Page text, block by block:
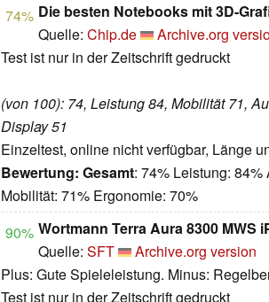
74% Die besten Notebooks mit 3D-
Quelle: Chip.de
Archive.org
Test ist nur in der Zeitschrift gedruckt
(von 100): 74, Leistung 84, Mobilität 71,
Display 51
Einzeltest, online nicht verfügbar, Länge
Bewertung: Gesamt: 74% Leistung:
Mobilität: 71% Ergonomie: 70%
90% Wortmann Terra Aura 8300 MWS
Quelle: SFT
Archive.org version
Plus: Gute Spieleleistung. Minus:
Test ist nur in der Zeitschrift gedruckt